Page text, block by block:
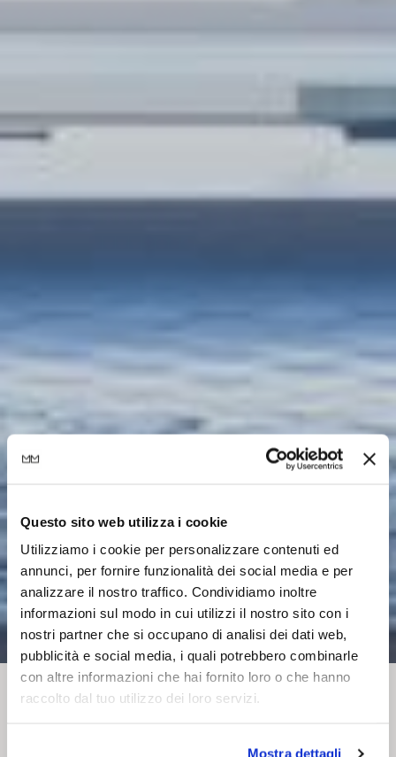
Questo sito web utilizza i cookie
Utilizziamo i cookie per personalizzare contenuti ed
annunci, per fornire funzionalità dei social media e per
analizzare il nostro traffico. Condividiamo inoltre
informazioni sul modo in cui utilizzi il nostro sito con i
nostri partner che si occupano di analisi dei dati web,
pubblicità e social media, i quali potrebbero combinarle
con altre informazioni che hai fornito loro o che hanno
raccolto dal tuo utilizzo dei loro servizi.
Mostra dettagli
Product, interior & exhibition design